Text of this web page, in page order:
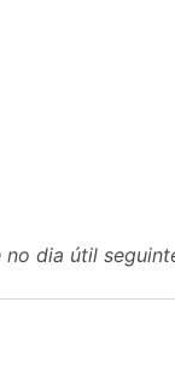
dia útil